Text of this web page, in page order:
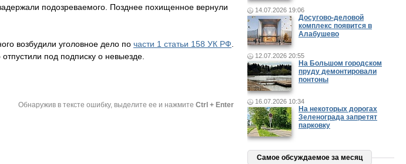
подозреваемого. Позднее похищенное вернули
возбудили уголовное дело по части 1 статьи 158 УК РФ
под подписку о невыезде.
Обнаружив в тексте ошибку, выделите ее и нажмите Ctrl + Enter
14.07.2026 19:06
Досугово-деловой
комплекс появится в
Алабушево
12.07.2026 20:55
На Большом городском
пруду демонтировали
понтоны
16.07.2026 10:34
На некоторых дорогах
Зеленограда запретят
парковку
Самое обсуждаемое за месяц